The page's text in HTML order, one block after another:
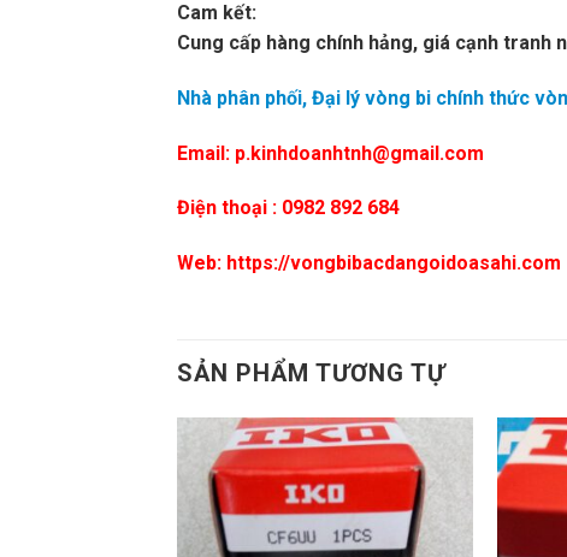
Cam kết:
Cung cấp hàng chính hảng, giá cạnh
Nhà phân phối, Đại lý vòng bi chính thức
Email: p.kinhdoanhtnh@gmail.com
Điện thoại : 0982 892 684
Web: https://vongbibacdangoidoasahi.com
SẢN PHẨM TƯƠNG TỰ